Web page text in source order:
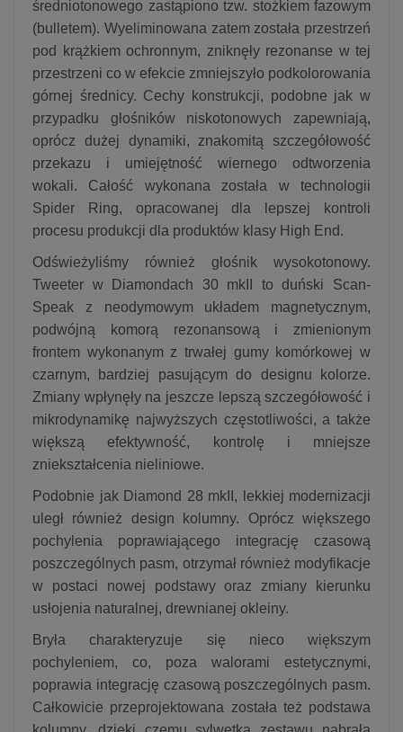
średniotonowego zastąpiono tzw. stożkiem fazowym
(bulletem). Wyeliminowana zatem została przestrzeń
pod krążkiem ochronnym, zniknęły rezonanse w tej
przestrzeni co w efekcie zmniejszyło podkolorowania
górnej średnicy. Cechy konstrukcji, podobne jak w
przypadku głośników niskotonowych zapewniają,
oprócz dużej dynamiki, znakomitą szczegółowość
przekazu i umiejętność wiernego odtworzenia
wokali. Całość wykonana została w technologii
Spider Ring, opracowanej dla lepszej kontroli
procesu produkcji dla produktów klasy High End.
Odświeżyliśmy również głośnik wysokotonowy.
Tweeter w Diamondach 30 mkII to duński Scan-
Speak z neodymowym układem magnetycznym,
podwójną komorą rezonansową i zmienionym
frontem wykonanym z trwałej gumy komórkowej w
czarnym, bardziej pasującym do designu kolorze.
Zmiany wpłynęły na jeszcze lepszą szczegółowość i
mikrodynamikę najwyższych częstotliwości, a także
większą efektywność, kontrolę i mniejsze
zniekształcenia nieliniowe.
Podobnie jak Diamond 28 mkII, lekkiej modernizacji
uległ również design kolumny. Oprócz większego
pochylenia poprawiającego integrację czasową
poszczególnych pasm, otrzymał również modyfikacje
w postaci nowej podstawy oraz zmiany kierunku
usłojenia naturalnej, drewnianej okleiny.
Bryła charakteryzuje się nieco większym
pochyleniem, co, poza walorami estetycznymi,
poprawia integrację czasową poszczególnych pasm.
Całkowicie przeprojektowana została też podstawa